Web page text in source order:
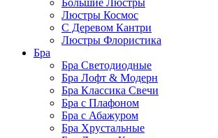
Большие Люстры
Люстры Космос
С Деревом Кантри
Люстры Флористика
Бра
Бра Светодиодные
Бра Лофт & Модерн
Бра Классика Свечи
Бра с Плафоном
Бра с Абажуром
Бра Хрустальные